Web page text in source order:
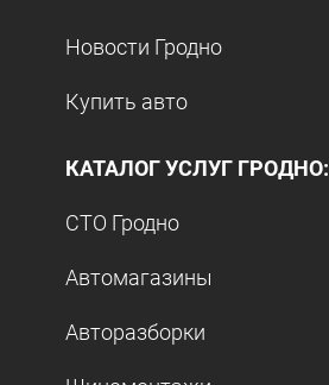
Новости Гродно
Купить авто
КАТАЛОГ УСЛУГ ГРОДНО:
СТО Гродно
Автомагазины
Авторазборки